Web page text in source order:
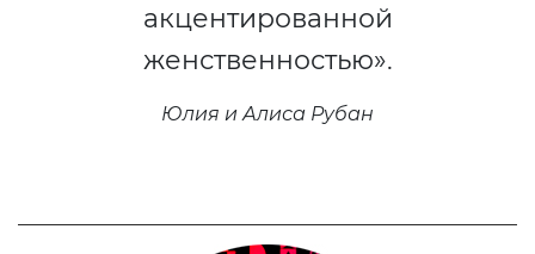
акцентированной
женственностью».
Юлия и Алиса Рубан